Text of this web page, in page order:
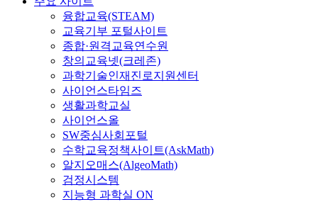
융합교육(STEAM)
교육기부 포털사이트
종합·원격교육연수원
창의교육넷(크레존)
과학기술인재진로지원센터
사이언스타임즈
생활과학교실
사이언스올
SW중심사회포털
수학교육정책사이트(AskMath)
알지오매스(AlgeoMath)
검정시스템
지능형 과학실 ON